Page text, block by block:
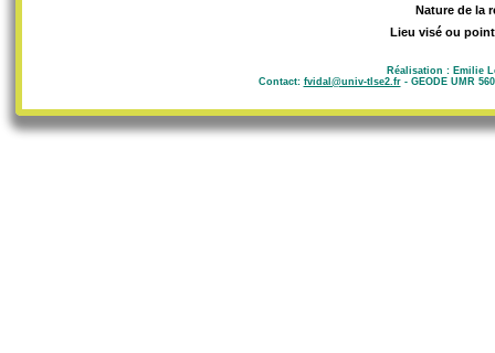
Nature de la
Lieu visé ou
Réalisation : Emilie
Contact: fvidal@univ-tlse2.fr- GEODE UMR